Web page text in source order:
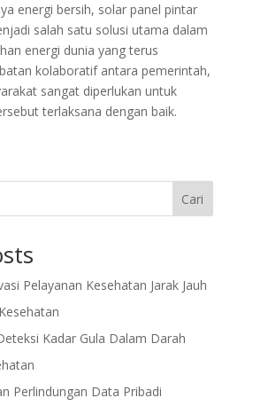
energi bersih, solar panel pintar
salah satu solusi utama dalam
energi dunia yang terus
kolaboratif antara pemerintah,
sangat diperlukan untuk
terlaksana dengan baik.
Cari
Pelayanan Kesehatan Jarak Jauh
Kadar Gula Dalam Darah
Perlindungan Data Pribadi